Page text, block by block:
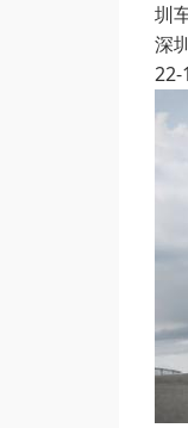
圳
深
22-